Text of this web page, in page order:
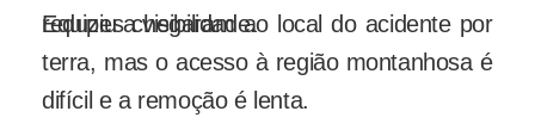
reduziu a visibilidade.
Equipes chegaram ao local do acidente por
terra, mas o acesso à região montanhosa é
difícil e a remoção é lenta.